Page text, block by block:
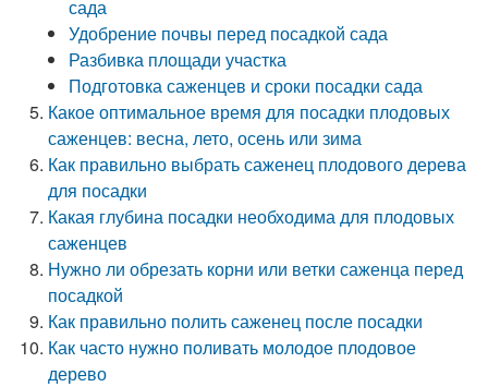
сада
Удобрение почвы перед посадкой сада
Разбивка площади участка
Подготовка саженцев и сроки посадки сада
Какое оптимальное время для посадки плодовых
саженцев: весна, лето, осень или зима
Как правильно выбрать саженец плодового дерева
для посадки
Какая глубина посадки необходима для плодовых
саженцев
Нужно ли обрезать корни или ветки саженца перед
посадкой
Как правильно полить саженец после посадки
Как часто нужно поливать молодое плодовое
дерево